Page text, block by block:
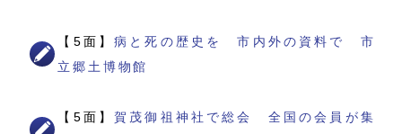
【5面】病と死の歴史を 市内外の資料で 市
立郷土博物館
【5面】賀茂御祖神社で総会 全国の会員が集